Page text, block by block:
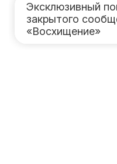
Эксклюзивный
закрытого
«Восхищение»